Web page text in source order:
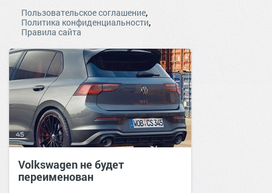
Пользовательское соглашение,
Политика конфиденциальности,
Правила сайта
Volkswagen не будет
переименован